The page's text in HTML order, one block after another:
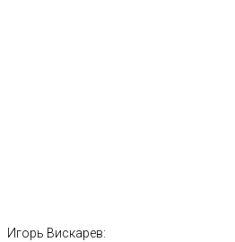
Игорь Вискарев: